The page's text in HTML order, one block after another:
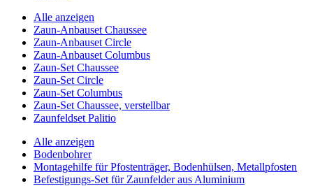
Alle anzeigen
Zaun-Anbauset Chaussee
Zaun-Anbauset Circle
Zaun-Anbauset Columbus
Zaun-Set Chaussee
Zaun-Set Circle
Zaun-Set Columbus
Zaun-Set Chaussee, verstellbar
Zaunfeldset Palitio
Alle anzeigen
Bodenbohrer
Montagehilfe für Pfostenträger, Bodenhülsen, Metallpfosten
Befestigungs-Set für Zaunfelder aus Aluminium